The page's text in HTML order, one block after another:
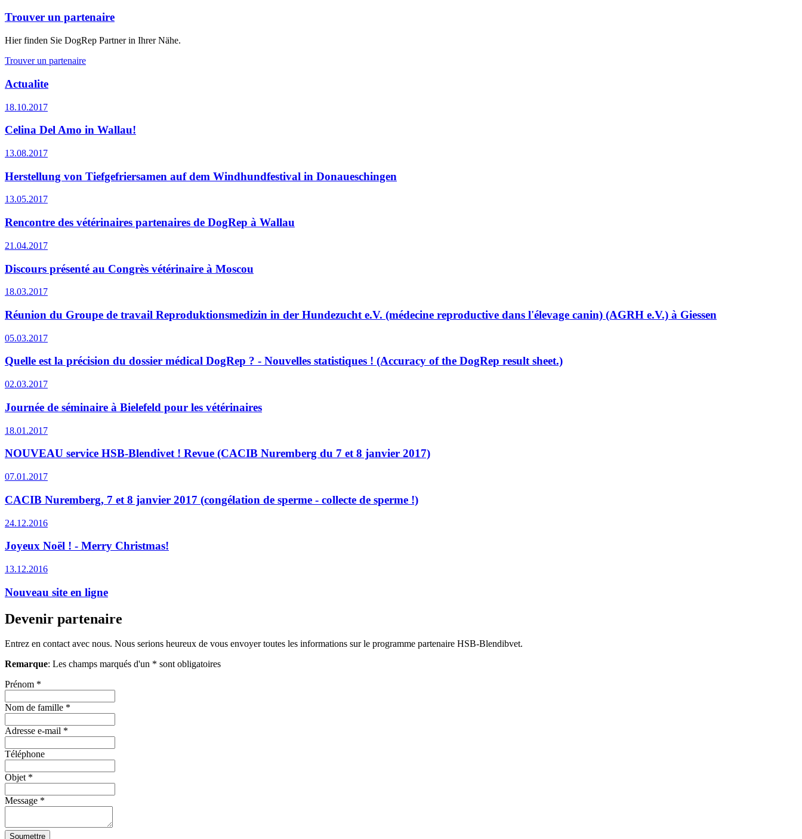
Trouver un partenaire
Hier finden Sie DogRep Partner in Ihrer Nähe.
Trouver un partenaire
Actualite
18.10.2017
Celina Del Amo in Wallau!
13.08.2017
Herstellung von Tiefgefriersamen auf dem Windhundfestival in Donaueschingen
13.05.2017
Rencontre des vétérinaires partenaires de DogRep à Wallau
21.04.2017
Discours présenté au Congrès vétérinaire à Moscou
18.03.2017
Réunion du Groupe de travail Reproduktionsmedizin in der Hundezucht e.V. (médecine reproductive dans l'élevage canin) (AGRH e.V.) à Giessen
05.03.2017
Quelle est la précision du dossier médical DogRep ? - Nouvelles statistiques ! (Accuracy of the DogRep result sheet.)
02.03.2017
Journée de séminaire à Bielefeld pour les vétérinaires
18.01.2017
NOUVEAU service HSB-Blendivet ! Revue (CACIB Nuremberg du 7 et 8 janvier 2017)
07.01.2017
CACIB Nuremberg, 7 et 8 janvier 2017 (congélation de sperme - collecte de sperme !)
24.12.2016
Joyeux Noël ! - Merry Christmas!
13.12.2016
Nouveau site en ligne
Devenir partenaire
Entrez en contact avec nous. Nous serions heureux de vous envoyer toutes les informations sur le programme partenaire HSB-Blendibvet.
Remarque: Les champs marqués d'un * sont obligatoires
Prénom *
Nom de famille *
Adresse e-mail *
Téléphone
Objet *
Message *
Soumettre